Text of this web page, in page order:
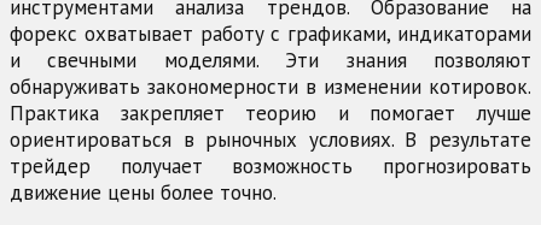
инструментами анализа трендов. Образование на
форекс охватывает работу с графиками, индикаторами
и свечными моделями. Эти знания позволяют
обнаруживать закономерности в изменении котировок.
Практика закрепляет теорию и помогает лучше
ориентироваться в рыночных условиях. В результате
трейдер получает возможность прогнозировать
движение цены более точно.